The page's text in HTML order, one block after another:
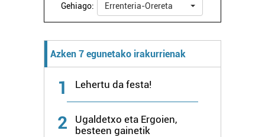
Gehiago: Errenteria-Orereta
Azken 7 egunetako irakurrienak
1 Lehertu da festa!
2
Ugaldetxo eta Ergoien,
besteen gainetik